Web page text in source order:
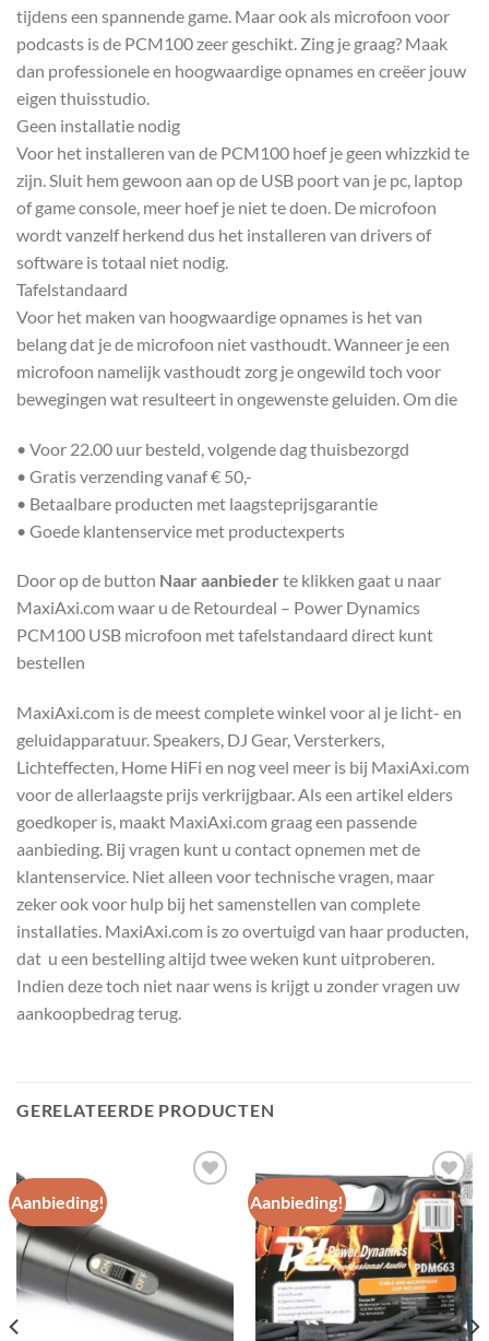
tijdens een spannende game. Maar ook als microfoon voor
podcasts is de PCM100 zeer geschikt. Zing je graag? Maak
dan professionele en hoogwaardige opnames en creëer jouw
eigen thuisstudio.
Geen installatie nodig
Voor het installeren van de PCM100 hoef je geen whizzkid te
zijn. Sluit hem gewoon aan op de USB poort van je pc, laptop
of game console, meer hoef je niet te doen. De microfoon
wordt vanzelf herkend dus het installeren van drivers of
software is totaal niet nodig.
Tafelstandaard
Voor het maken van hoogwaardige opnames is het van
belang dat je de microfoon niet vasthoudt. Wanneer je een
microfoon namelijk vasthoudt zorg je ongewild toch voor
bewegingen wat resulteert in ongewenste geluiden. Om die
• Voor 22.00 uur besteld, volgende dag thuisbezorgd
• Gratis verzending vanaf € 50,-
• Betaalbare producten met laagsteprijsgarantie
• Goede klantenservice met productexperts
Door op de button Naar aanbieder te klikken gaat u naar
MaxiAxi.com waar u de Retourdeal – Power Dynamics
PCM100 USB microfoon met tafelstandaard direct kunt
bestellen
MaxiAxi.com is de meest complete winkel voor al je licht- en
geluidapparatuur. Speakers, DJ Gear, Versterkers,
Lichteffecten, Home HiFi en nog veel meer is bij MaxiAxi.com
voor de allerlaagste prijs verkrijgbaar. Als een artikel elders
goedkoper is, maakt MaxiAxi.com graag een passende
aanbieding. Bij vragen kunt u contact opnemen met de
klantenservice. Niet alleen voor technische vragen, maar
zeker ook voor hulp bij het samenstellen van complete
installaties. MaxiAxi.com is zo overtuigd van haar producten,
dat u een bestelling altijd twee weken kunt uitproberen.
Indien deze toch niet naar wens is krijgt u zonder vragen uw
aankoopbedrag terug.
GERELATEERDE PRODUCTEN
Aanbieding!
wenslijst
Aanbieding!
Toevoegen
aan
wenslijst